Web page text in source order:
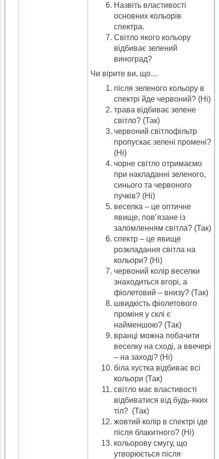
Назвіть властивості
основних кольорів
спектра.
Світло якого кольору
відбиває зелений
виноград?
Чи вірите ви, що…
після зеленого кольору в
спектрі йде червоний? (Ні)
трава відбиває зелене
світло? (Так)
червоний світлофільтр
пропускає зелені промені?
(Ні)
чорне світло отримаємо
при накладанні зеленого,
синього та червоного
пучків? (Ні)
веселка – це оптичне
явище, пов’язане із
заломленням світла? (Так)
спектр – це явище
розкладання світла на
кольори? (Ні)
червоний колір веселки
знаходиться вгорі, а
фіолетовий – внизу? (Так)
швидкість фіолетового
проміня у склі є
найменшою? (Так)
вранці можна побачити
веселку на сході, а ввечері
– на заході? (Ні)
біла хустка відбиває всі
кольори (Так)
світло має властивості
відбиватися від будь-яких
тіл? (Так)
жовтий колір в спектрі іде
після блакитного? (Ні)
кольорову смугу, що
утворюється після